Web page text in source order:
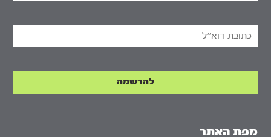
מפת האתר